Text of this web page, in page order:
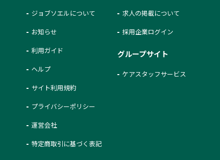
ジョブソエルについて
お知らせ
利用ガイド
ヘルプ
サイト利用規約
プライバシーポリシー
運営会社
特定商取引に基づく表記
求人の掲載について
採用企業ログイン
グループサイト
ケアスタッフサービス